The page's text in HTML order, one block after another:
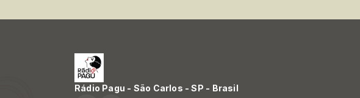
Rádio Pagu - São Carlos - SP - Brasil